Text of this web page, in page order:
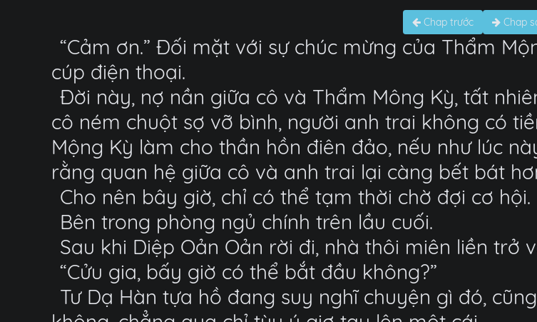
Chap trước Chap
“Cảm ơn.” Đối mặt với sự chúc mừng của Thẩm
cúp điện thoại.
Đời này, nợ nần giữa cô và Thẩm Mông Kỳ, tất
cô ném chuột sợ vỡ bình, người anh trai không có
Mộng Kỳ làm cho thần hồn điên đảo, nếu như lúc
rằng quan hệ giữa cô và anh trai lại càng bết bát
Cho nên bây giờ, chỉ có thể tạm thời chờ đợi cơ hội.
Bên trong phòng ngủ chính trên lầu cuối.
Sau khi Diệp Oản Oản rời đi, nhà thôi miên liền trở
“Cửu gia, bấy giờ có thể bắt đầu không?”
Tư Dạ Hàn tựa hồ đang suy nghĩ chuyện gì đó,